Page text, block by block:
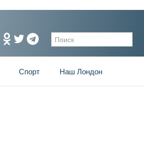
Форма поиска
Спорт Наш Лондон